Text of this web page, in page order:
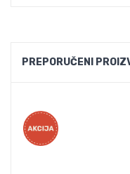
PREPORUČENI